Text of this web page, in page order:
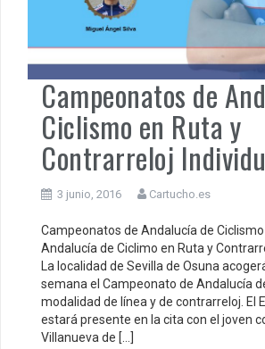
Campeonatos de
Ciclismo en Ruta y
Contrarreloj
3 junio, 2016 Cartucho.es
Campeonatos de Andalucía de
Andalucía de Ciclimo en Ruta y
La localidad de Sevilla de Osuna
semana el Campeonato de Andalucía
modalidad de línea y de contrarreloj. El
estará presente en la cita con el joven
Villanueva de […]